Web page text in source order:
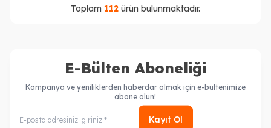
Toplam 112 ürün bulunmaktadır.
E-Bülten Aboneliği
Kampanya ve yeniliklerden haberdar olmak için e-bültenimize
abone olun!
Kayıt Ol